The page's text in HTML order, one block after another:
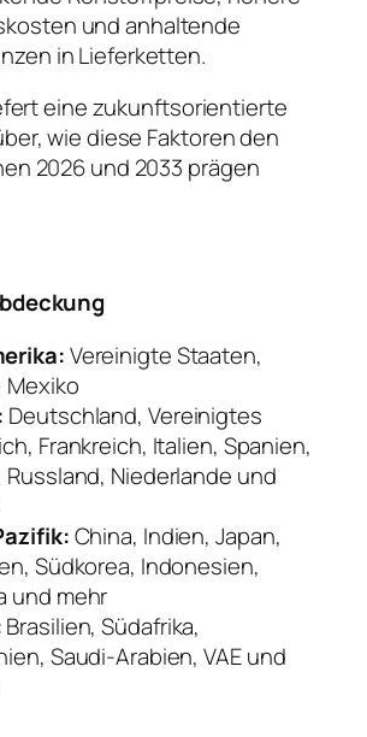
und anhaltende
in Lieferketten.
eine zukunftsorientierte
wie diese Faktoren den
2026 und 2033 prägen
Vereinigte Staaten,
Mexiko
Deutschland, Vereinigtes
Frankreich, Italien, Spanien,
Russland, Niederlande und
China, Indien, Japan,
Südkorea, Indonesien,
und mehr
Brasilien, Südafrika,
Saudi-Arabien, VAE und